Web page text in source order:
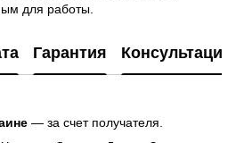
для работы.
Гарантия Консультация
— за счет получателя.